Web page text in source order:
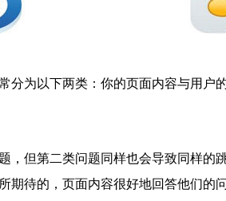
分为以下两类：你的页面内容与用户
，但第二类问题同样也会导致同样的
期待的，页面内容很好地回答他们的